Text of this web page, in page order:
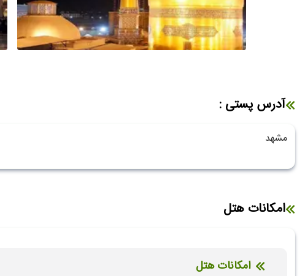
آدرس پستی :
مشهد
امکانات هتل
امکانات هتل